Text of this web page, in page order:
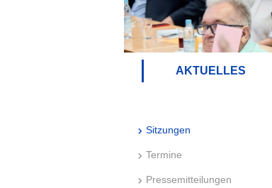
AKTUELLES
Sitzungen
Termine
Pressemitteilungen